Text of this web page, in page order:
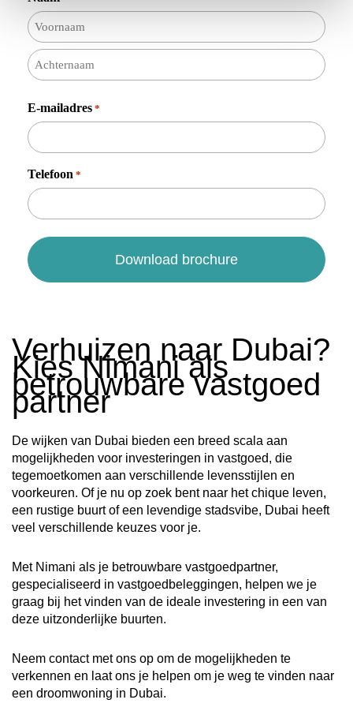
E-mailadres *
Telefoon *
Verhuizen naar Dubai?
Kies Nimani als
betrouwbare vastgoed
partner
De wijken van Dubai bieden een breed scala aan
mogelijkheden voor investeringen in vastgoed, die
tegemoetkomen aan verschillende levensstijlen en
voorkeuren. Of je nu op zoek bent naar het chique leven,
een rustige buurt of een levendige stadsvibe, Dubai heeft
veel verschillende keuzes voor je.
Met Nimani als je betrouwbare vastgoedpartner,
gespecialiseerd in vastgoedbeleggingen, helpen we je
graag bij het vinden van de ideale investering in een van
deze uitzonderlijke buurten.
Neem contact met ons op om de mogelijkheden te
verkennen en laat ons je helpen om je weg te vinden naar
een droomwoning in Dubai.